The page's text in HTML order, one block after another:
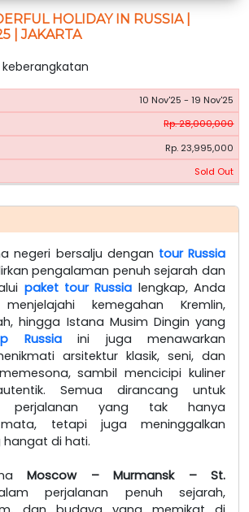
HOLIDAY IN RUSSIA |
| JAKARTA
10 Nov'25 - 19 Nov'25
Rp. 28,000,000
Rp. 23,995,000
Sold Out
negeri bersalju dengan tour Russia
pengalaman penuh sejarah dan
paket tour Russia lengkap, Anda
kemegahan Kremlin,
hingga Istana Musim Dingin yang
Russiaini juga menawarkan
arsitektur klasik, seni, dan
sambil mencicipi kuliner
Semua dirancang untuk
perjalanan yang tak hanya
tetapi juga meninggalkan
di hati.
Moscow – Murmansk – St.
perjalanan penuh sejarah,